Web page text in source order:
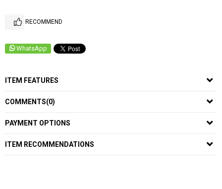
RECOMMEND
WhatsApp
ITEM FEATURES
COMMENTS(0)
PAYMENT OPTIONS
ITEM RECOMMENDATIONS